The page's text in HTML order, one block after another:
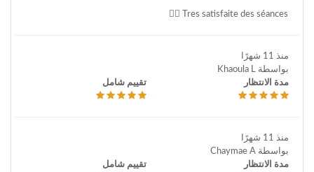
Tres satisfaite des séances 👍🏻
منذ 11 شهرًا
بواسطة Khaoula L
مدة الانتظار
تقييم شامل
منذ 11 شهرًا
بواسطة Chaymae A
مدة الانتظار
تقييم شامل